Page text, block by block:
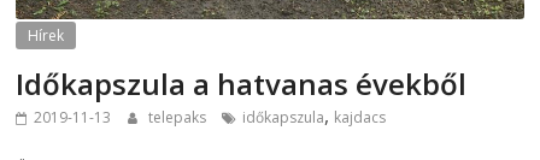
Hírek
Időkapszula a hatvanas évekből
2019-11-13 telepaks időkapszula, kajdacs